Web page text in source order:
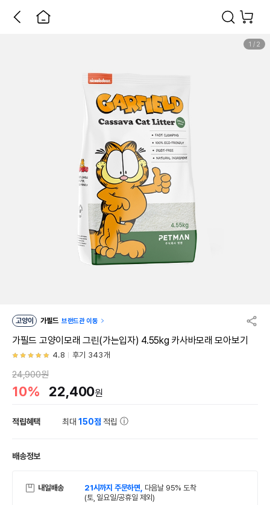
1 / 2
고양이 가필드 브랜드관 이동
가필드 고양이모래 그린(가는입자) 4.55kg 카사바모래 모아보기
4.8 후기 343개
24,900원
10% 22,400원
적립혜택 최대150점 적립
배송정보
내일배송 21시까지 주문하면, 다음날 95% 도착
(토, 일요일/공휴일 제외)